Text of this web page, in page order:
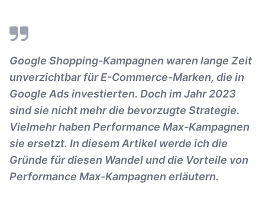
Google Shopping-Kampagnen waren lange Zeit
unverzichtbar für E-Commerce-Marken, die in
Google Ads investierten. Doch im Jahr 2023
sind sie nicht mehr die bevorzugte Strategie.
Vielmehr haben Performance Max-Kampagnen
sie ersetzt. In diesem Artikel werde ich die
Gründe für diesen Wandel und die Vorteile von
Performance Max-Kampagnen erläutern.